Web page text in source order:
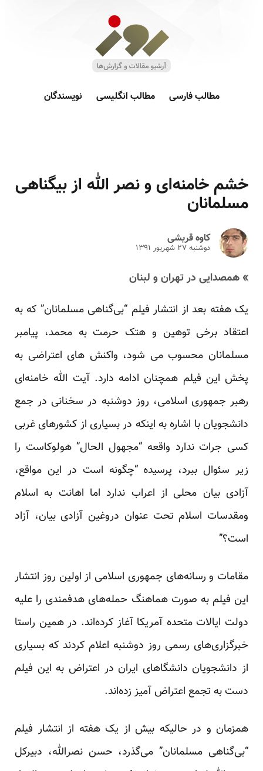
مطالب فارسی مطالب انگلیسی نویسندگان
خشم خامنه‌ای و نصر الله از بیگناهی
مسلمانان
کاوه قریشی
دوشنبه ۲۷ شهريور ۱۳۹۱
» همصدایی در تهران و لبنان
یک هفته بعد از انتشار فیلم “بی‌گناهی مسلمانان” که به
اعتقاد برخی توهین و هتک حرمت به محمد، پیامبر
مسلمانان محسوب می شود، واکنش های اعتراضی به
پخش این فیلم همچنان ادامه دارد. آیت الله خامنه‌ای
رهبر جمهوری اسلامی، روز دوشنبه در سخنانی در جمع
دانشجویان با اشاره به اینکه در بسیاری از کشورهای غربی
کسی جرات ندارد واقعه “مجهول الحال” هولوکاست را
زیر سئوال ببرد، پرسیده “چگونه است در این مواقع،
آزادی بیان محلی از اعراب ندارد اما اهانت به اسلام
ومقدسات اسلام تحت عنوان دروغین آزادی بیان، آزاد
است؟”
مقامات و رسانه‌های جمهوری اسلامی از اولین روز انتشار
این فیلم به صورت هماهنگ حمله‌های هدفمندی را علیه
دولت ایالات متحده آمریکا آغاز کرده‌اند. در همین راستا
خبرگزاری‌های رسمی روز دوشنبه اعلام کردند که بسیاری
از دانشجویان دانشگاهای ایران در اعتراض به این فیلم
دست به تجمع اعتراض آمیز زده‌اند.
همزمان و در حالیکه بیش از یک هفته از انتشار فیلم
“بی‌گناهی مسلمانان” می‌گذرد، حسن نصرالله، دبیرکل